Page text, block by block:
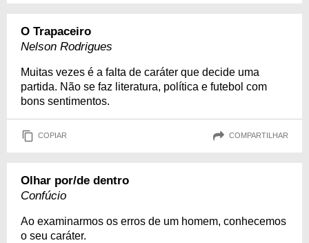
O Trapaceiro
Nelson Rodrigues
Muitas vezes é a falta de caráter que decide uma
partida. Não se faz literatura, política e futebol com
bons sentimentos.
COPIAR COMPARTILHAR
Olhar por/de dentro
Confúcio
Ao examinarmos os erros de um homem, conhecemos
o seu caráter.